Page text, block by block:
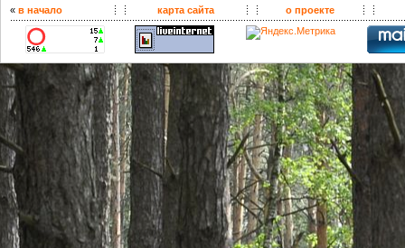
« в начало карта сайта о проекте